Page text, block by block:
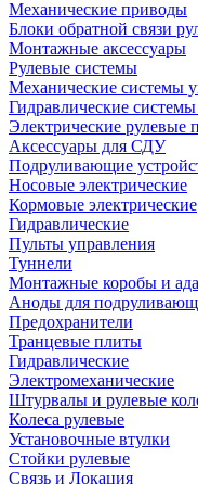
Механические приводы
Блоки обратной связи
Монтажные аксессуары
Рулевые системы
Механические системы
Гидравлические
Электрические рулевые
Аксессуары для СДУ
Подруливающие
Носовые электрические
Кормовые электрические
Гидравлические
Пульты управления
Туннели
Монтажные коробы и
Аноды для
Предохранители
Транцевые плиты
Гидравлические
Электромеханические
Штурвалы и рулевые
Колеса рулевые
Установочные втулки
Стойки рулевые
Связь и Локация